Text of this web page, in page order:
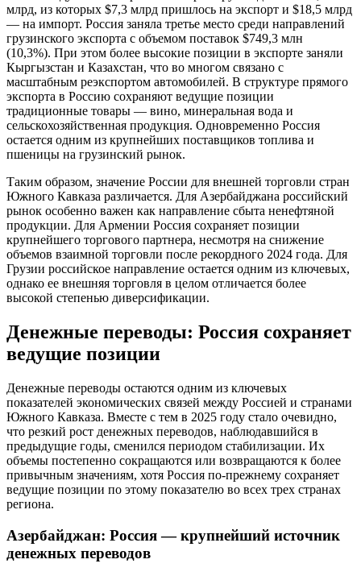
млрд, из которых $7,3 млрд пришлось на экспорт и $18,5 млрд
— на импорт. Россия заняла третье место среди направлений
грузинского экспорта с объемом поставок $749,3 млн
(10,3%). При этом более высокие позиции в экспорте заняли
Кыргызстан и Казахстан, что во многом связано с
масштабным реэкспортом автомобилей. В структуре прямого
экспорта в Россию сохраняют ведущие позиции
традиционные товары — вино, минеральная вода и
сельскохозяйственная продукция. Одновременно Россия
остается одним из крупнейших поставщиков топлива и
пшеницы на грузинский рынок.
Таким образом, значение России для внешней торговли стран
Южного Кавказа различается. Для Азербайджана российский
рынок особенно важен как направление сбыта ненефтяной
продукции. Для Армении Россия сохраняет позиции
крупнейшего торгового партнера, несмотря на снижение
объемов взаимной торговли после рекордного 2024 года. Для
Грузии российское направление остается одним из ключевых,
однако ее внешняя торговля в целом отличается более
высокой степенью диверсификации.
Денежные переводы: Россия сохраняет
ведущие позиции
Денежные переводы остаются одним из ключевых
показателей экономических связей между Россией и странами
Южного Кавказа. Вместе с тем в 2025 году стало очевидно,
что резкий рост денежных переводов, наблюдавшийся в
предыдущие годы, сменился периодом стабилизации. Их
объемы постепенно сокращаются или возвращаются к более
привычным значениям, хотя Россия по-прежнему сохраняет
ведущие позиции по этому показателю во всех трех странах
региона.
Азербайджан: Россия — крупнейший источник
денежных переводов